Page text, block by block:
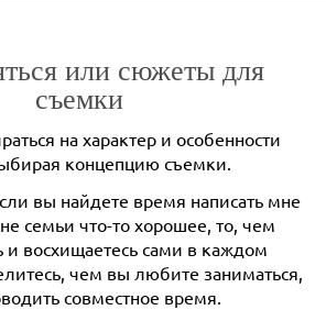
или сюжеты для
съемки
на характер и особенности
концепцию съемки.
вы найдете время написать мне
семьи что-то хорошее, то, чем
и восхищаетесь сами в каждом
чем вы любите заниматься,
совместное время.